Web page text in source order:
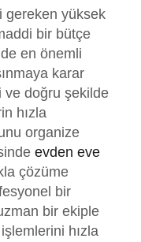
gereken yüksek
bir bütçe
en önemli
karar
ve doğru şekilde
hızla
organize
evden eve
çözüme
bir
bir ekiple
hızla